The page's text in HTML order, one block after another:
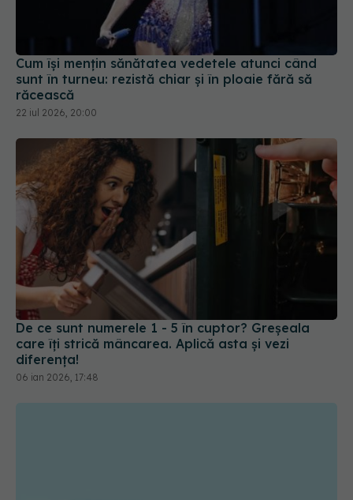
sunt în turneu: rezistă chiar și în ploaie fără să
De ce sunt numerele 1 - 5 în cuptor? Greșeala
care îți strică mâncarea. Aplică asta și vezi
diferența!
06 ian 2026, 17:48